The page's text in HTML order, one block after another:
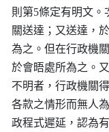
則第5條定有明文
關送達；又送達
為之。但在行政
於會晤處所為之
不明者，行政機關
各款之情形而無
政程式遲延，認